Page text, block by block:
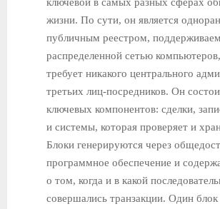
жизни. По сути, он является
публичным реестром,
распределенной сетью
требует никакого центрального
третьих лиц-посредников. Он
ключевых компонентов: сделки,
и системы, которая проверяет и
Блоки генерируются через
программное обеспечение и
о том, когда и в какой
совершались транзакции. Один блок